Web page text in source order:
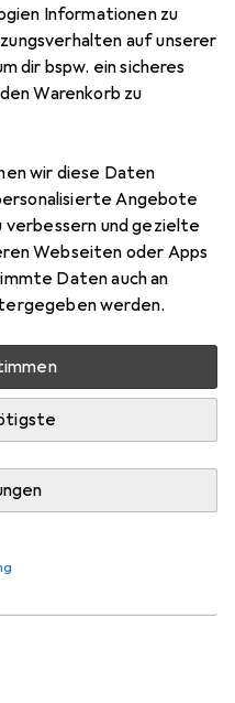
Informationen zu
auf unserer
dir bspw. ein sicheres
Warenkorb zu
wir diese Daten
Angebote
verbessern und gezielte
Webseiten oder Apps
Daten auch an
werden.
Marke
Mehr von Trixie
geliefert
Lieferanten
verfügbar
Lieferzeit